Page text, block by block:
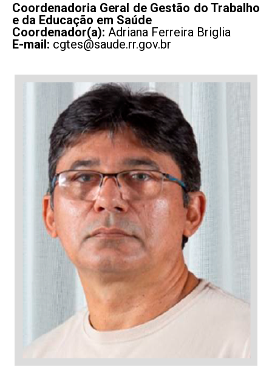
Coordenadoria Geral de Gestão do Trabalho
e da Educação em Saúde
Coordenador(a): Adriana Ferreira Briglia
E-mail: cgtes@saude.rr.gov.br